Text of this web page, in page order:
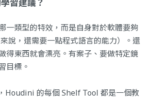
習建議？
一類型的特效，而是自身對於軟體要夠
說，還需要一點程式語言的能力）。還
得東西就會漂亮。有案子、要做特定鏡
目標。
Houdini 的每個 Shelf Tool 都是一個教